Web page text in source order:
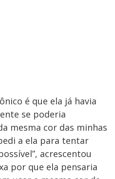
é que ela já havia
se poderia
mesma cor das minhas
a ela para tentar
acrescentou
por que ela pensaria